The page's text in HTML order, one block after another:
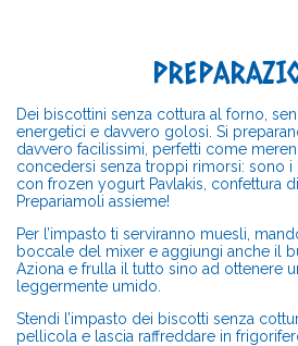
Dei biscottini senza cottura al forno,
energetici e davvero golosi. Si
davvero facilissimi, perfetti come
concedersi senza troppi rimorsi: sono
con frozen yogurt Pavlakis, confettura
Prepariamoli assieme!
Per l’impasto ti serviranno muesli,
boccale del mixer e aggiungi anche il
Aziona e frulla il tutto sino ad ottenere
leggermente umido.
Stendi l’impasto dei biscotti senza
pellicola e lascia raffreddare in